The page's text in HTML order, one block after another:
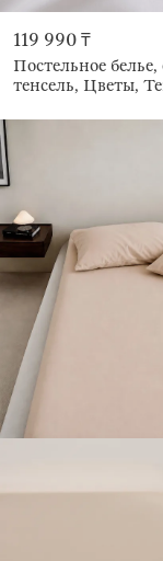
119 990 ₸
Постельное белье,
тенсель, Цветы,